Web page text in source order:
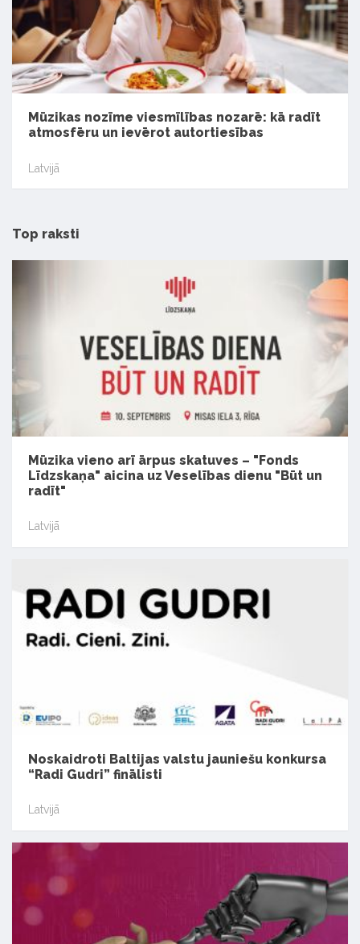
Mūzikas nozīme viesmīlības nozarē: kā radīt
atmosfēru un ievērot autortiesības
Latvijā
Top raksti
Mūzika vieno arī ārpus skatuves – "Fonds
Līdzskaņa" aicina uz Veselības dienu "Būt un
radīt"
Latvijā
Noskaidroti Baltijas valstu jauniešu konkursa
“Radi Gudri” finālisti
Latvijā